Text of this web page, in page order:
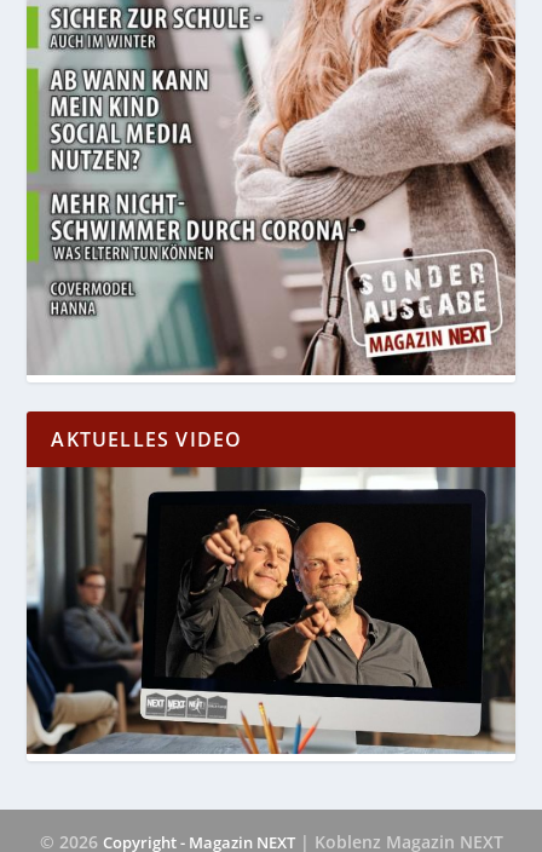
AKTUELLES VIDEO
© 2026 Copyright - Magazin NEXT| Koblenz Magazin NEXT